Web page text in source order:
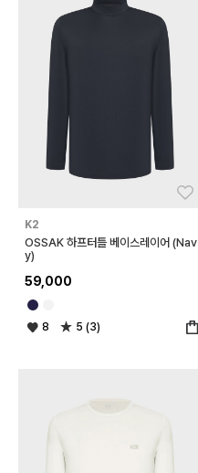
K2
OSSAK 하프터틀 베이스레이어 (Nav
y)
59,000
8 5 (3)